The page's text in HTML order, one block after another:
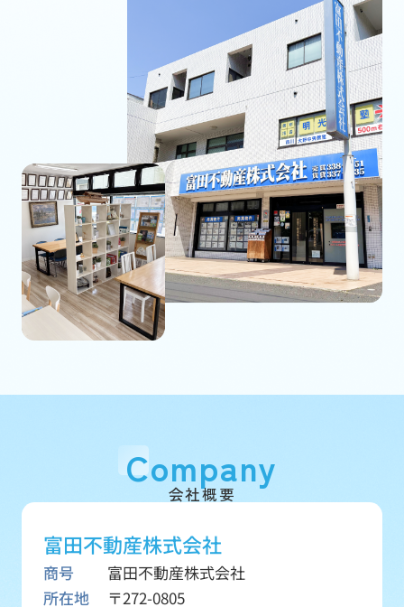
Company
会社概要
富田不動産株式会社
商号
富田不動産株式会社
所在地
〒272-0805